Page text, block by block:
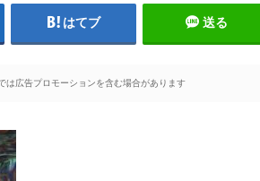
はてブ 送る
は広告プロモーションを含む場合があります